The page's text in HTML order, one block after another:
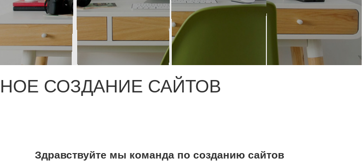
СОЗДАНИЕ САЙТОВ
Здравствуйте мы команда по созданию сайтов